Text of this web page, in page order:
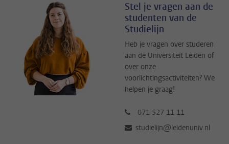
Stel je vragen aan de
studenten van de
Studielijn
Heb je vragen over studeren
aan de Universiteit Leiden of
over onze
voorlichtingsactiviteiten? We
helpen je graag!
071 527 11 11
studielijn@leidenuniv.nl